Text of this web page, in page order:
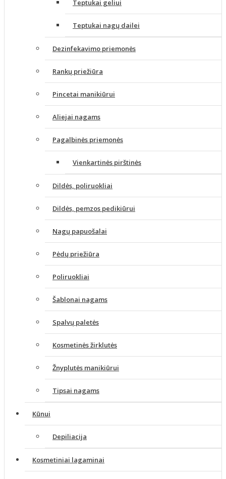
Teptukai geliui
Teptukai nagų dailei
Dezinfekavimo priemonės
Rankų priežiūra
Pincetai manikiūrui
Aliejai nagams
Pagalbinės priemonės
Vienkartinės pirštinės
Dildės, poliruokliai
Dildės, pemzos pedikiūrui
Nagų papuošalai
Pėdų priežiūra
Poliruokliai
Šablonai nagams
Spalvų paletės
Kosmetinės žirklutės
Žnyplutės manikiūrui
Tipsai nagams
Kūnui
Depiliacija
Kosmetiniai lagaminai